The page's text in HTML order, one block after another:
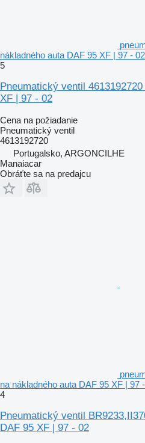
nákladného auta DAF 95 XF | 97 - 02
5
Pneumatický ventil
XF | 97 - 02
Cena na požiadanie
Pneumatický ventil
4613192720
Portugalsko, ARGONCILHE
Manaiacar
Obráťte sa na predajcu
na nákladného auta DAF 95 XF | 97
4
Pneumatický ventil
DAF 95 XF | 97 - 02